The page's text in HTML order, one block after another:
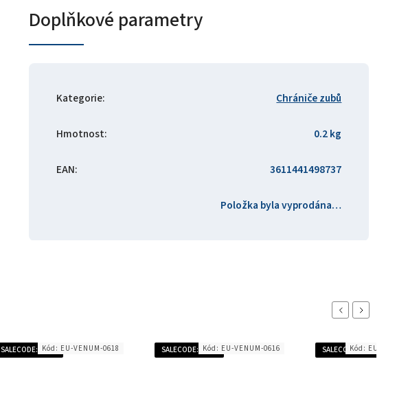
Doplňkové parametry
Kategorie: Chrániče zubů
Hmotnost: 0.2 kg
EAN: 3611441498737
Položka byla vyprodána…
Previous
SALECODE:SALE20:20:%
Kód: EU-VENUM-0618 SALECODE:SALE20:20:%
Kód: EU-VENUM-0616 Kód: EU-
Next